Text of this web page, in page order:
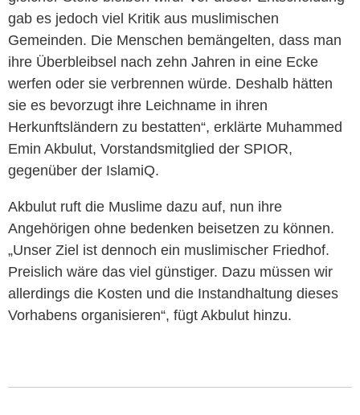
gab es jedoch viel Kritik aus muslimischen
Gemeinden. Die Menschen bemängelten, dass man
ihre Überbleibsel nach zehn Jahren in eine Ecke
werfen oder sie verbrennen würde. Deshalb hätten
sie es bevorzugt ihre Leichname in ihren
Herkunftsländern zu bestatten“, erklärte Muhammed
Emin Akbulut, Vorstandsmitglied der SPIOR,
gegenüber der IslamiQ.
Akbulut ruft die Muslime dazu auf, nun ihre
Angehörigen ohne bedenken beisetzen zu können.
„Unser Ziel ist dennoch ein muslimischer Friedhof.
Preislich wäre das viel günstiger. Dazu müssen wir
allerdings die Kosten und die Instandhaltung dieses
Vorhabens organisieren“, fügt Akbulut hinzu.